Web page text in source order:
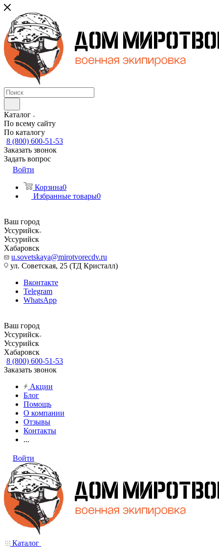
Каталог
По всему сайту
По каталогу
8 (800) 600-51-53
Заказать звонок
Задать вопрос
Войти
Корзина0
Избранные товары0
Ваш город
Уссурийск
Уссурийск
Хабаровск
u.sovetskaya@mirotvorecdv.ru
ул. Советская, 25 (ТД Кристалл)
Вконтакте
Telegram
WhatsApp
Ваш город
Уссурийск
Уссурийск
Хабаровск
8 (800) 600-51-53
Заказать звонок
Акции
Блог
Помощь
О компании
Отзывы
Контакты
...
Войти
Каталог